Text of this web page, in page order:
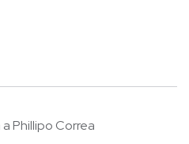
Phillipo Correa